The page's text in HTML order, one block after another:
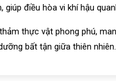
giúp điều hòa vi khí hậu
thực vật phong phú,
bất tận giữa thiên nhiên.